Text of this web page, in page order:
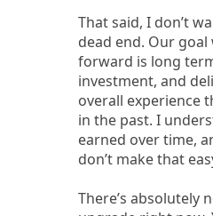
That said, I don’t
dead end. Our goal
forward is long
investment, and
overall experience
in the past. I
earned over time,
don’t make that
There’s absolutely